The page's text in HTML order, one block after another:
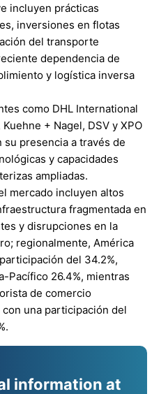
incluyen prácticas
inversiones en flotas
del transporte
dependencia de
y logística inversa
como DHL International
Kuehne + Nagel, DSV y XPO
presencia a través de
y capacidades
ampliadas.
mercado incluyen altos
fragmentada en
y disrupciones en la
regionalmente, América
del 34.2%,
Pacífico 26.4%, mientras
de comercio
una participación del
information at